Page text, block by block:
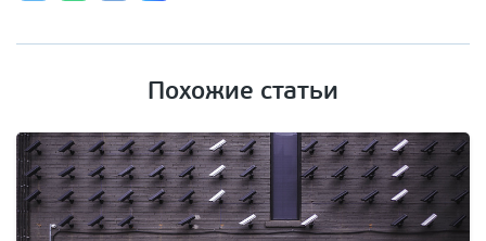
Похожие статьи